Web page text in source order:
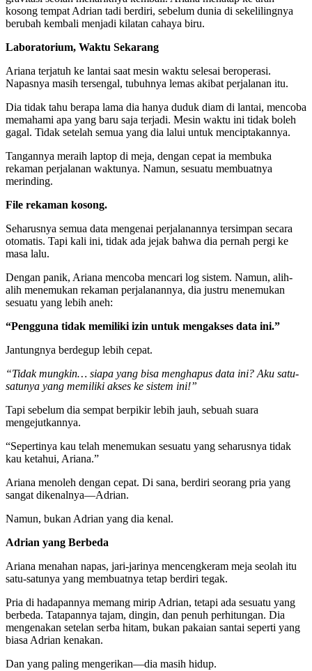
kosong tempat Adrian tadi berdiri, sebelum dunia di sekelilingnya
berubah kembali menjadi kilatan cahaya biru.
Laboratorium, Waktu Sekarang
Ariana terjatuh ke lantai saat mesin waktu selesai beroperasi.
Napasnya masih tersengal, tubuhnya lemas akibat perjalanan itu.
Dia tidak tahu berapa lama dia hanya duduk diam di lantai, mencoba
memahami apa yang baru saja terjadi. Mesin waktu ini tidak boleh
gagal. Tidak setelah semua yang dia lalui untuk menciptakannya.
Tangannya meraih laptop di meja, dengan cepat ia membuka
rekaman perjalanan waktunya. Namun, sesuatu membuatnya
merinding.
File rekaman kosong.
Seharusnya semua data mengenai perjalanannya tersimpan secara
otomatis. Tapi kali ini, tidak ada jejak bahwa dia pernah pergi ke
masa lalu.
Dengan panik, Ariana mencoba mencari log sistem. Namun, alih-
alih menemukan rekaman perjalanannya, dia justru menemukan
sesuatu yang lebih aneh:
“Pengguna tidak memiliki izin untuk mengakses data ini.”
Jantungnya berdegup lebih cepat.
“Tidak mungkin… siapa yang bisa menghapus data ini? Aku satu-
satunya yang memiliki akses ke sistem ini!”
Tapi sebelum dia sempat berpikir lebih jauh, sebuah suara
mengejutkannya.
“Sepertinya kau telah menemukan sesuatu yang seharusnya tidak
kau ketahui, Ariana.”
Ariana menoleh dengan cepat. Di sana, berdiri seorang pria yang
sangat dikenalnya—Adrian.
Namun, bukan Adrian yang dia kenal.
Adrian yang Berbeda
Ariana menahan napas, jari-jarinya mencengkeram meja seolah itu
satu-satunya yang membuatnya tetap berdiri tegak.
Pria di hadapannya memang mirip Adrian, tetapi ada sesuatu yang
berbeda. Tatapannya tajam, dingin, dan penuh perhitungan. Dia
mengenakan setelan serba hitam, bukan pakaian santai seperti yang
biasa Adrian kenakan.
Dan yang paling mengerikan—dia masih hidup.